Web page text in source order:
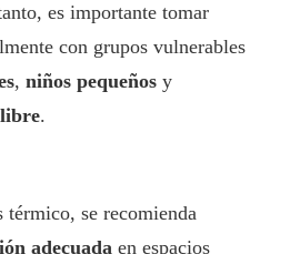
es importante tomar
con grupos vulnerables
, niños pequeños y
.
térmico, se recomienda
adecuada en espacios